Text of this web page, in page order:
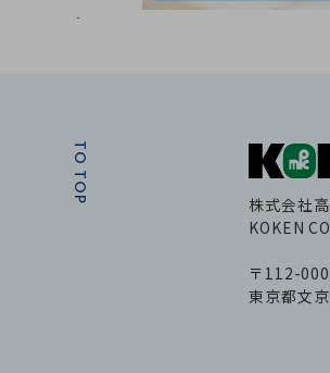
株式会社
KOKEN
〒112-
東京都文
TO TOP